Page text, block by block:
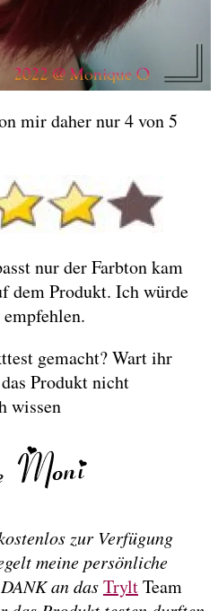
mir daher nur 4 von 5
nur der Farbton kam
dem Produkt. Ich würde
gemacht? Wart ihr
Produkt nicht
wissen
zur Verfügung
meine persönliche
an dasTryltTeam